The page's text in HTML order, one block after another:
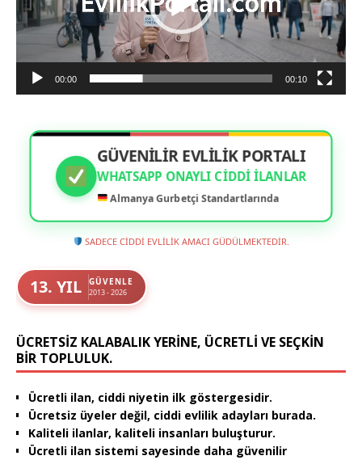
00:00 00:10
GÜVENİLİR EVLİLİK PORTALI
WHATSAPP ONAYLI CIDDI İLANLAR
Almanya Gurbetçi Standartlarında
SADECE CİDDİ EVLİLİK AMACI GÜDÜLMEKTEDİR.
13. YIL GÜVENLE
2013 - 2026
ÜCRETSIZ KALABALIK YERINE, ÜCRETLI VE SEÇKIN
BIR TOPLULUK.
Ücretli ilan, ciddi niyetin ilk göstergesidir.
Ücretsiz üyeler değil, ciddi evlilik adayları burada.
Kaliteli ilanlar, kaliteli insanları buluşturur.
Ücretli ilan sistemi sayesinde daha güvenilir